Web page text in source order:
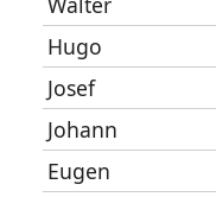
Hugo
Josef
Johann
Eugen